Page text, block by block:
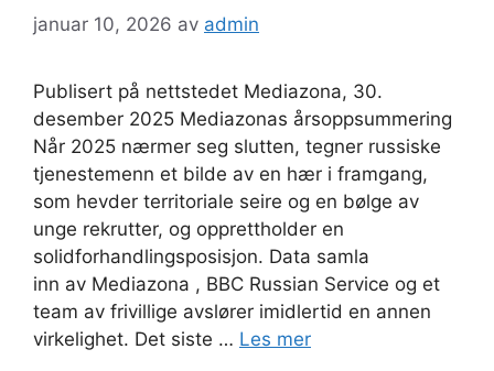
januar 10, 2026 av admin
Publisert på nettstedet Mediazona, 30.
desember 2025 Mediazonas årsoppsummering
Når 2025 nærmer seg slutten, tegner russiske
tjenestemenn et bilde av en hær i framgang,
som hevder territoriale seire og en bølge av
unge rekrutter, og opprettholder en
solidforhandlingsposisjon. Data samla
inn av Mediazona , BBC Russian Service og et
team av frivillige avslører imidlertid en annen
virkelighet. Det siste … Les mer